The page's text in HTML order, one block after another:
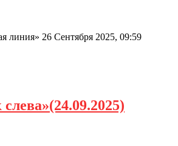
линия» 26 Сентября 2025, 09:59